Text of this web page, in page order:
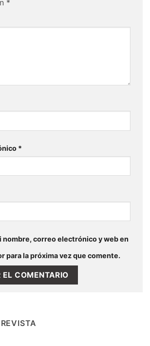
*
*
nombre, correo electrónico y web en
para la próxima vez que comente.